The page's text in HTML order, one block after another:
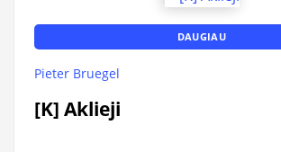
DAUGIAU
Pieter Bruegel
[K] Aklieji